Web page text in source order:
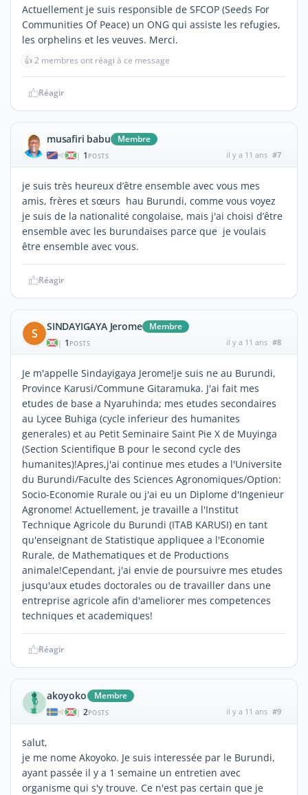
Actuellement je suis responsible de SFCOP (Seeds For
Communities Of Peace) un ONG qui assiste les refugies,
les orphelins et les veuves. Merci.
👍2 membres ont réagi à ce message
Réagir
musafiri babu Membre
| 1 POSTS il y a 11 ans #7
je suis très heureux d’être ensemble avec vous mes
amis, frères et sœurs hau Burundi, comme vous voyez
je suis de la nationalité congolaise, mais j'ai choisi d’être
ensemble avec les burundaises parce que je voulais
être ensemble avec vous.
Réagir
S SINDAYIGAYA Jerome Membre
| 1 POSTS il y a 11 ans #8
Je m'appelle Sindayigaya Jerome!je suis ne au Burundi,
Province Karusi/Commune Gitaramuka. J'ai fait mes
etudes de base a Nyaruhinda; mes etudes secondaires
au Lycee Buhiga (cycle inferieur des humanites
generales) et au Petit Seminaire Saint Pie X de Muyinga
(Section Scientifique B pour le second cycle des
humanites)!Apres,j'ai continue mes etudes a l'Universite
du Burundi/Faculte des Sciences Agronomiques/Option:
Socio-Economie Rurale ou j'ai eu un Diplome d'Ingenieur
Agronome! Actuellement, je travaille a l'Institut
Technique Agricole du Burundi (ITAB KARUSI) en tant
qu'enseignant de Statistique appliquee a l'Economie
Rurale, de Mathematiques et de Productions
animale!Cependant, j'ai envie de poursuivre mes etudes
jusqu'aux etudes doctorales ou de travailler dans une
entreprise agricole afin d'ameliorer mes competences
techniques et academiques!
Réagir
akoyoko Membre
| 2POSTS il y a 11 ans #9
salut,
je me nome Akoyoko. Je suis interessée par le Burundi,
ayant passée il y a 1 semaine un entretien avec
organisme qui s'y trouve. Ce n'est pas certain que je